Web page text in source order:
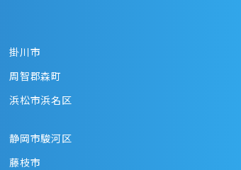
掛川市
周智郡森町
浜松市浜名区
静岡市駿河区
藤枝市